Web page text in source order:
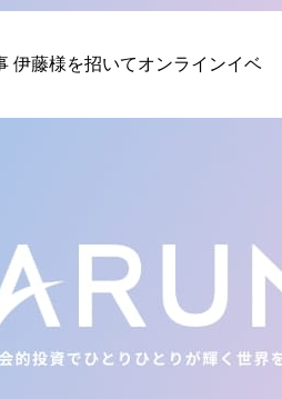
伊藤様を招いてオンラインイベ